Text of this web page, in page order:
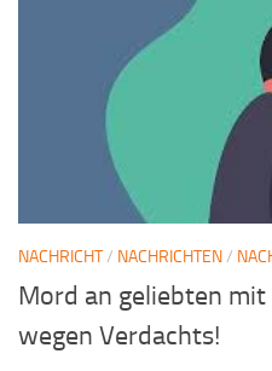
NACHRICHT/ NACHRICHTEN/
Mord an geliebten
wegen Verdachts!